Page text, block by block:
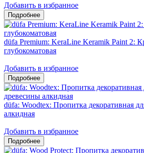
Добавить в избранное
düfa Premium: KeraLine Keramik Paint 2:
глубокоматовая
Добавить в избранное
düfa: Woodtex: Пропитка декоративная
алкидная
Добавить в избранное